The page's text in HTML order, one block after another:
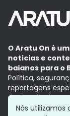
O Aratu On é
notícias e
baianos para o
Política,
reportagens
Aqui, tudo vira
com a
Nós utilizamos